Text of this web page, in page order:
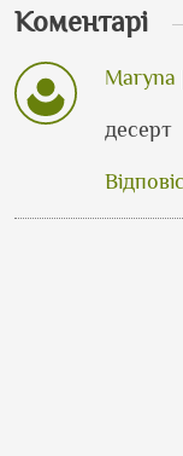
Коментарі
Maryna
десерт